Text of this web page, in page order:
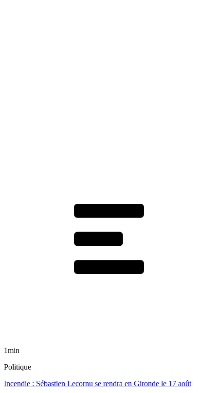
1min
Politique
Incendie : Sébastien Lecornu se rendra en Gironde le 17 août